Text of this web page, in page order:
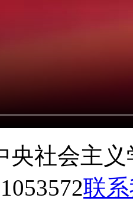
央社会主义
联